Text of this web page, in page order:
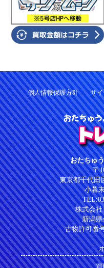
個人情報保護方針 サ
おたちゅ
ト
おたちゅ
〒
東京都千代田
小暮
株式会
新潟
古物許可番
買